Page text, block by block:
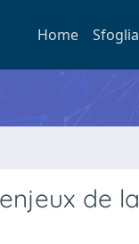
Home Sfoglia
de la